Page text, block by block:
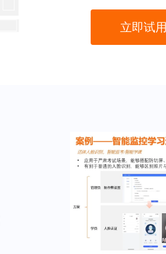
立即试用